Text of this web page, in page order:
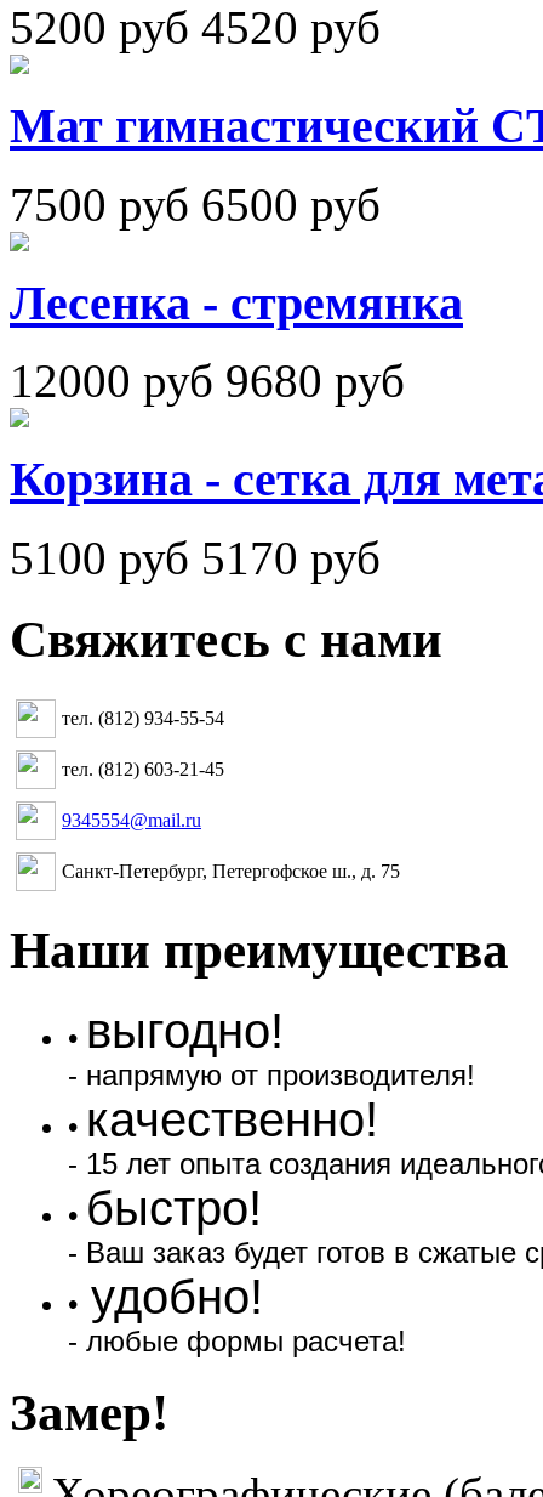
5200 руб 4520 руб
Мат гимнастический
7500 руб 6500 руб
Лесенка - стремянка
12000 руб 9680 руб
Корзина - сетка для
5100 руб 5170 руб
Свяжитесь с нами
тел. (812) 934-55-54
тел. (812) 603-21-45
9345554@mail.ru
Санкт-Петербург, Петергофское ш., д. 75
Наши преимущества
• выгодно!
- напрямую от производителя!
• качественно!
- 15 лет опыта создания
• быстро!
- Ваш заказ будет готов в сжатые
• удобно!
- любые формы расчета!
Замер!